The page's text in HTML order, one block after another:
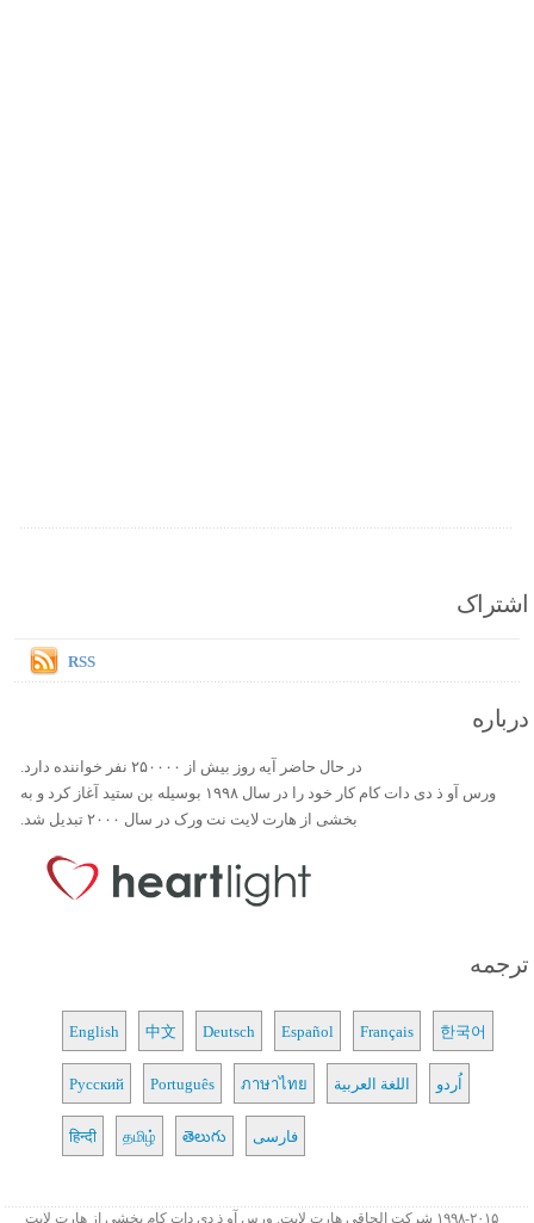
اشتراک
RSS
درباره
در حال حاضر آیه روز بیش از ۲۵۰۰۰۰ نفر خواننده دارد.
ورس آو ذ دی دات کام کار خود را در سال ۱۹۹۸ بوسیله بن ستید آغاز کرد و به
بخشی از هارت لایت نت ورک در سال ۲۰۰۰ تبدیل شد.
ترجمه
English 中文 Deutsch Español Français 한국어
Русский Português ภาษาไทย اللغة العربية اُردو
हिन्दी தமிழ் తెలుగు فارسی
۱۹۹۸-۲۰۱۵ شرکت الحاقی هارت لایت. ورس آو ذ دی دات کام بخشی از هارت لایت